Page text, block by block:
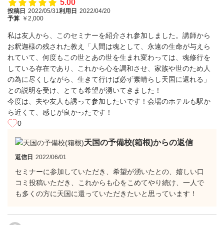
5.00
投稿日 2022/05/31利用日 2022/04/20
予算 ￥2,000
私は友人から、このセミナーを紹介され参加しました。講師から
お釈迦様の残された教え「人間は魂として、永遠の生命が与えら
れていて、何度もこの世とあの世を生まれ変わっては、魂修行を
している存在であり、これから心を調和させ、家族や世のため人
の為に尽くしながら、生きて行けば必ず素晴らし天国に還れる」
との説明を受け、とても希望が湧いてきました！
今度は、夫や友人も誘って参加したいです！会場のホテルも駅か
ら近くて、感じが良かったです！
0
天国の予備校(箱根)からの返信
返信日 2022/06/01
セミナーに参加していただき、希望が湧いたとの、嬉しい口
コミ投稿いただき、これからも心をこめてやり続け、一人で
も多くの方に天国に還っていただきたいと思っています！